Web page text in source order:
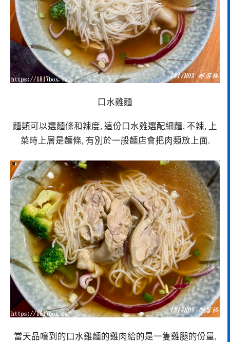
口水雞麵
麵類可以選麵條和辣度, 這份口水雞選配細麵, 不辣, 上
菜時上層是麵條, 有別於一般麵店會把肉類放上面.
當天品嚐到的口水雞麵的雞肉給的是一隻雞腿的份量,